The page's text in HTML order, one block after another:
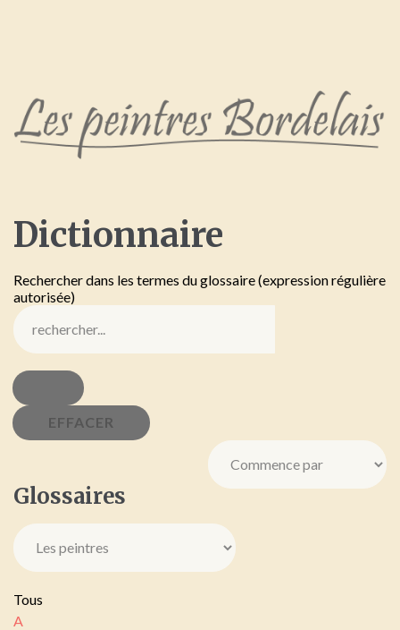
Dictionnaire
Rechercher dans les termes du glossaire (expression régulière
autorisée)
Glossaires
Tous
A